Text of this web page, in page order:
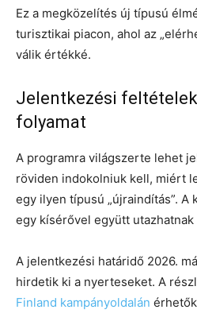
Ez a megközelítés új típusú
turisztikai piacon, ahol az
válik értékké.
Jelentkezési
folyamat
A programra világszerte lehet
röviden indokolniuk kell, miért
egy ilyen típusú „újraindítás”.
egy kísérővel együtt utazhatnak
A jelentkezési határidő 2026.
hirdetik ki a nyerteseket. A
Finland kampányoldalán